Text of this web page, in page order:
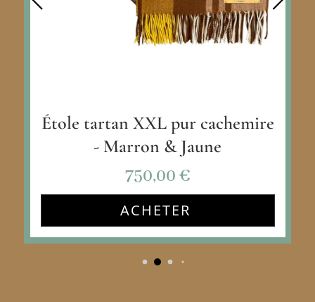
Étole tartan XXL pur cachemire
- Marron & Jaune
750,00€
ACHETER